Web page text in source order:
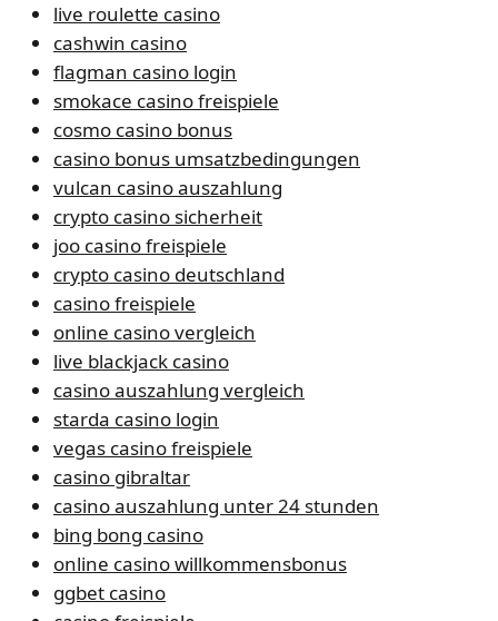
live roulette casino
cashwin casino
flagman casino login
smokace casino freispiele
cosmo casino bonus
casino bonus umsatzbedingungen
vulcan casino auszahlung
crypto casino sicherheit
joo casino freispiele
crypto casino deutschland
casino freispiele
online casino vergleich
live blackjack casino
casino auszahlung vergleich
starda casino login
vegas casino freispiele
casino gibraltar
casino auszahlung unter 24 stunden
bing bong casino
online casino willkommensbonus
ggbet casino